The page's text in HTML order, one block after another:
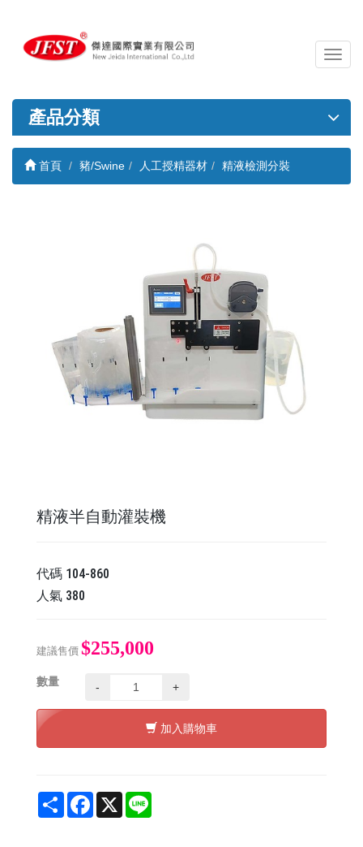
導
覽
關
產品分類
首頁 豬/Swine 人工授精器材 精液檢測分裝
精液半自動灌裝機
代碼 104-860
人氣 380
建議售價 $255,000
數量 - +
加入購物車
Share Facebook
X